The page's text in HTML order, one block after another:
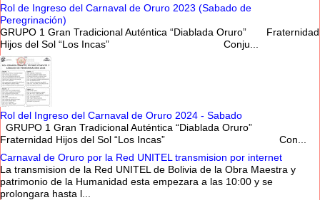
Rol de Ingreso del Carnaval de Oruro 2023 (Sabado de
Peregrinación)
GRUPO 1 Gran Tradicional Auténtica “Diablada Oruro” Fraternidad
Hijos del Sol “Los Incas” Conju...
Rol del Ingreso del Carnaval de Oruro 2024 - Sabado
GRUPO 1 Gran Tradicional Auténtica “Diablada Oruro”
Fraternidad Hijos del Sol “Los Incas” Con...
Carnaval de Oruro por la Red UNITEL transmision por internet
La transmision de la Red UNITEL de Bolivia de la Obra Maestra y
patrimonio de la Humanidad esta empezara a las 10:00 y se
prolongara hasta l...